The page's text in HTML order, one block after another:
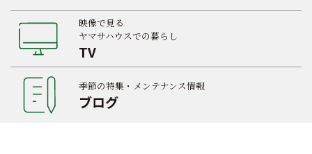
映像で見る
ヤマサハウスでの暮らし
TV
季節の特集・メンテナンス情報
ブログ